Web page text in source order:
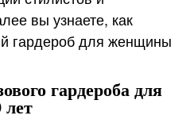
вы узнаете, как
гардероб для женщины
гардероба для